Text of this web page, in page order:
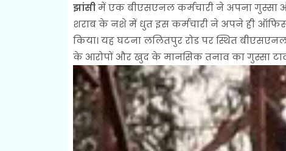
झांसीमें एक बीएसएनल कर्मचारी ने अपना गुस्सा
शराब के नशे में धुत इस कर्मचारी ने अपने ही ऑफिस
किया। यह घटना ललितपुर रोड पर स्थित
के आरोपों और खुद के मानसिक तनाव का गुस्सा